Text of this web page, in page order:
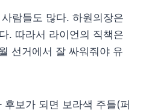
람들도 많다. 하원의장은
. 따라서 라이언의 직책은
선거에서 잘 싸워줘야 유
보가 되면 보라색 주들(퍼